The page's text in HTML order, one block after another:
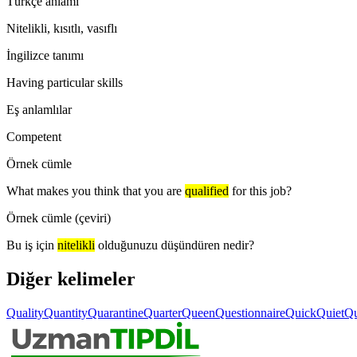
Nitelikli, kısıtlı, vasıflı
İngilizce tanımı
Having particular skills
Eş anlamlılar
Competent
Örnek cümle
What makes you think that you are qualified for this job?
Örnek cümle (çeviri)
Bu iş için nitelikli olduğunuzu düşündüren nedir?
Diğer kelimeler
QualityQuantityQuarantineQuarterQueenQuestionnaireQuickQuiet